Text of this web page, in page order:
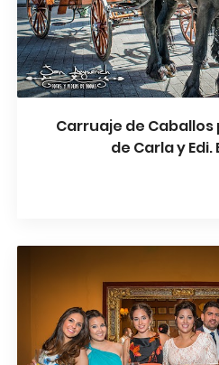
Carruaje de Caballos
de Carla y